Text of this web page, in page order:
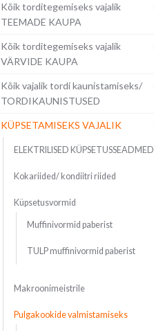
Kõik torditegemiseks vajalik
TEEMADE KAUPA
Kõik torditegemiseks vajalik
VÄRVIDE KAUPA
Kõik vajalik tordi kaunistamiseks/
TORDIKAUNISTUSED
KÜPSETAMISEKS VAJALIK
ELEKTRILISED KÜPSETUSSEADMED
Kokariided/ kondiitri riided
Küpsetusvormid
Muffinivormid paberist
TULP muffinivormid paberist
Makroonimeistrile
Pulgakookide valmistamiseks